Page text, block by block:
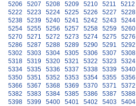
5206
5207 5208 5209 5210 5211 5212
5222
5223 5224 5225 5226 5227 5228
5238
5239 5240 5241 5242 5243 5244
5254
5255 5256 5257 5258 5259 5260
5270
5271 5272 5273 5274 5275 5276
5286
5287 5288 5289 5290 5291 5292
5302
5303 5304 5305 5306 5307 5308
5318
5319 5320 5321 5322 5323 5324
5334
5335 5336 5337 5338 5339 5340
5350
5351 5352 5353 5354 5355 5356
5366
5367 5368 5369 5370 5371 5372
5382
5383 5384 5385 5386 5387 5388
5398
5399 5400 5401 5402 5403 5404